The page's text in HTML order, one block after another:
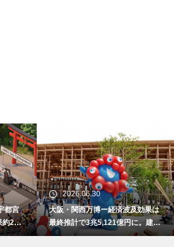
都宮
2億
2026.06.30
大阪・関西万博ー経済波及効果は
最終推計で3兆5,121億円に。建設
費高騰で事前の予測値を大幅上振